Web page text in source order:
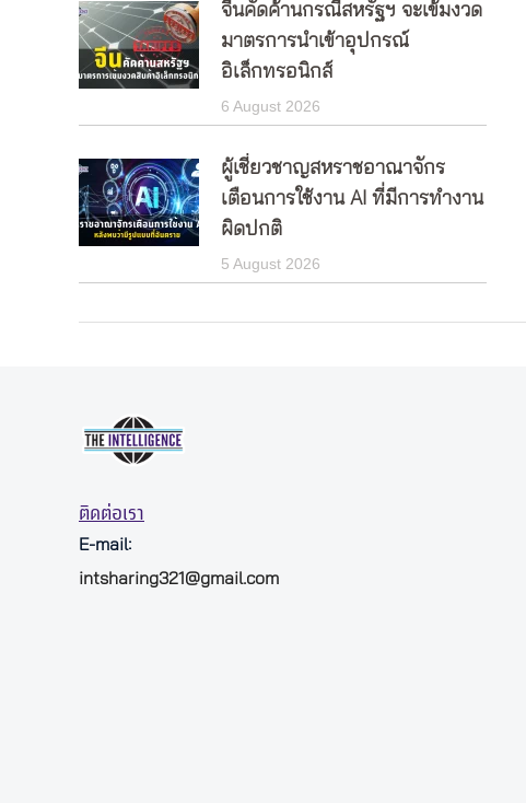
จีนคัดค้านกรณีสหรัฐฯ จะเข้มงวด
มาตรการนำเข้าอุปกรณ์
อิเล็กทรอนิกส์
6 August 2026
ผู้เชี่ยวชาญสหราชอาณาจักร
เตือนการใช้งาน AI ที่มีการทำงาน
ผิดปกติ
5 August 2026
ติดต่อเรา
E-mail:
intsharing321@gmail.com